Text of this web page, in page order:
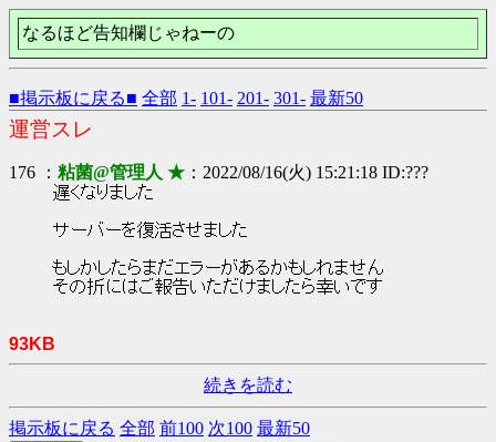
なるほど告知欄じゃねーの
■掲示板に戻る■ 全部 1- 101- 201- 301- 最新50
運営スレ
176 ： 粘菌@管理人 ★ ：2022/08/16(火) 15:21:18 ID:???
遅くなりました
サーバーを復活させました
もしかしたらまだエラーがあるかもしれません
その折にはご報告いただけましたら幸いです
93KB
続きを読む
掲示板に戻る 全部 前100 次100 最新50